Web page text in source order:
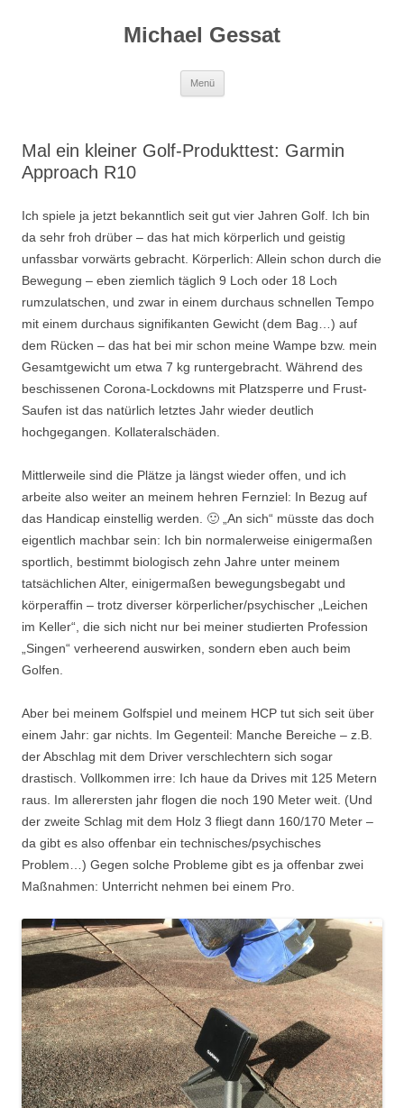
Michael Gessat
Menü
Mal ein kleiner Golf-Produkttest: Garmin
Approach R10
Ich spiele ja jetzt bekanntlich seit gut vier Jahren Golf. Ich bin
da sehr froh drüber – das hat mich körperlich und geistig
unfassbar vorwärts gebracht. Körperlich: Allein schon durch die
Bewegung – eben ziemlich täglich 9 Loch oder 18 Loch
rumzulatschen, und zwar in einem durchaus schnellen Tempo
mit einem durchaus signifikanten Gewicht (dem Bag…) auf
dem Rücken – das hat bei mir schon meine Wampe bzw. mein
Gesamtgewicht um etwa 7 kg runtergebracht. Während des
beschissenen Corona-Lockdowns mit Platzsperre und Frust-
Saufen ist das natürlich letztes Jahr wieder deutlich
hochgegangen. Kollateralschäden.
Mittlerweile sind die Plätze ja längst wieder offen, und ich
arbeite also weiter an meinem hehren Fernziel: In Bezug auf
das Handicap einstellig werden. 🙂 „An sich“ müsste das doch
eigentlich machbar sein: Ich bin normalerweise einigermaßen
sportlich, bestimmt biologisch zehn Jahre unter meinem
tatsächlichen Alter, einigermaßen bewegungsbegabt und
körperaffin – trotz diverser körperlicher/psychischer „Leichen
im Keller“, die sich nicht nur bei meiner studierten Profession
„Singen“ verheerend auswirken, sondern eben auch beim
Golfen.
Aber bei meinem Golfspiel und meinem HCP tut sich seit über
einem Jahr: gar nichts. Im Gegenteil: Manche Bereiche – z.B.
der Abschlag mit dem Driver verschlechtern sich sogar
drastisch. Vollkommen irre: Ich haue da Drives mit 125 Metern
raus. Im allerersten jahr flogen die noch 190 Meter weit. (Und
der zweite Schlag mit dem Holz 3 fliegt dann 160/170 Meter –
da gibt es also offenbar ein technisches/psychisches
Problem…) Gegen solche Probleme gibt es ja offenbar zwei
Maßnahmen: Unterricht nehmen bei einem Pro.